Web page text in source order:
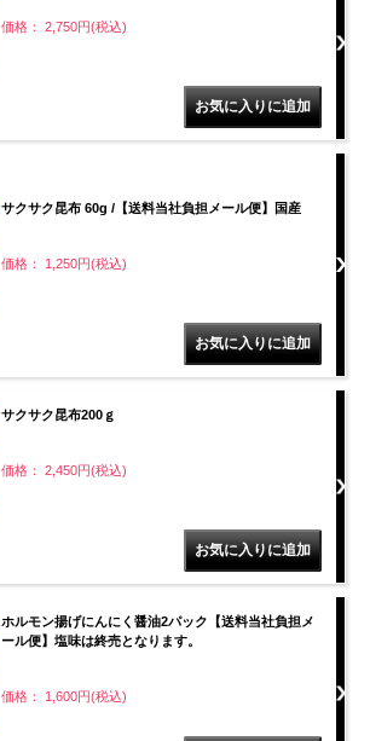
価格： 2,750円(税込)
サクサク昆布 60g /【送料当社負担メール便】国産
価格： 1,250円(税込)
サクサク昆布200ｇ
価格： 2,450円(税込)
ホルモン揚げにんにく醤油2パック【送料当社負担メ
ール便】塩味は終売となります。
価格： 1,600円(税込)